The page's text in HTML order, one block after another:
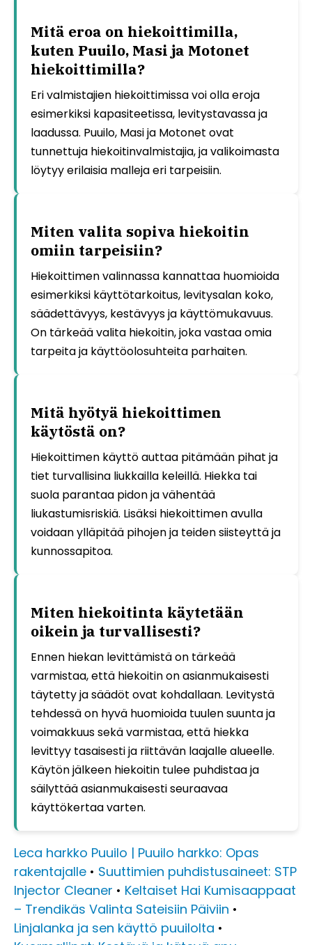
Mitä eroa on hiekoittimilla,
kuten Puuilo, Masi ja Motonet
hiekoittimilla?
Eri valmistajien hiekoittimissa voi olla eroja
esimerkiksi kapasiteetissa, levitystavassa ja
laadussa. Puuilo, Masi ja Motonet ovat
tunnettuja hiekoitinvalmistajia, ja valikoimasta
löytyy erilaisia malleja eri tarpeisiin.
Miten valita sopiva hiekoitin
omiin tarpeisiin?
Hiekoittimen valinnassa kannattaa huomioida
esimerkiksi käyttötarkoitus, levitysalan koko,
säädettävyys, kestävyys ja käyttömukavuus.
On tärkeää valita hiekoitin, joka vastaa omia
tarpeita ja käyttöolosuhteita parhaiten.
Mitä hyötyä hiekoittimen
käytöstä on?
Hiekoittimen käyttö auttaa pitämään pihat ja
tiet turvallisina liukkailla keleillä. Hiekka tai
suola parantaa pidon ja vähentää
liukastumisriskiä. Lisäksi hiekoittimen avulla
voidaan ylläpitää pihojen ja teiden siisteyttä ja
kunnossapitoa.
Miten hiekoitinta käytetään
oikein ja turvallisesti?
Ennen hiekan levittämistä on tärkeää
varmistaa, että hiekoitin on asianmukaisesti
täytetty ja säädöt ovat kohdallaan. Levitystä
tehdessä on hyvä huomioida tuulen suunta ja
voimakkuus sekä varmistaa, että hiekka
levittyy tasaisesti ja riittävän laajalle alueelle.
Käytön jälkeen hiekoitin tulee puhdistaa ja
säilyttää asianmukaisesti seuraavaa
käyttökertaa varten.
Leca harkko Puuilo | Puuilo harkko: Opas
rakentajalle • Suuttimien puhdistusaineet: STP
Injector Cleaner • Keltaiset Hai Kumisaappaat
– Trendikäs Valinta Sateisiin Päiviin •
Linjalanka ja sen käyttö puuilolta •